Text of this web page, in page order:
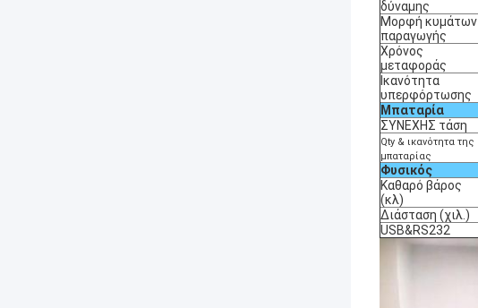
δύναμης
Μορφή κυμάτων
παραγωγής
Χρόνος
μεταφοράς
Ικανότητα
υπερφόρτωσης
Μπαταρία
ΣΥΝΕΧΗΣ τάση
Qty & ικανότητα της
μπαταρίας
Φυσικός
Καθαρό βάρος
(κλ)
Διάσταση (χιλ.)
USB&RS232